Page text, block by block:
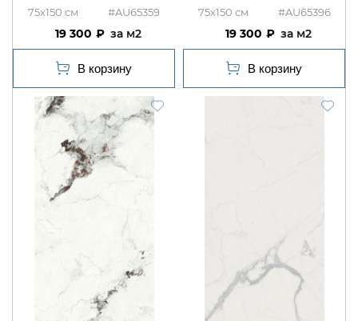
75x150 #AU65359
19 300 м2
75x150 #AU65396
19 300 м2